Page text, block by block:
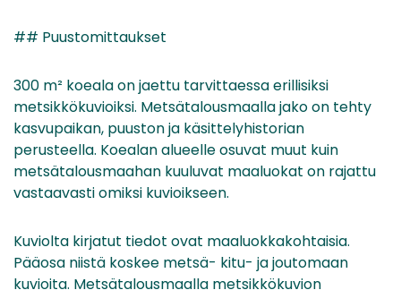
## Puustomittaukset
300 m² koeala on jaettu tarvittaessa erillisiksi
metsikkökuvioiksi. Metsätalousmaalla jako on tehty
kasvupaikan, puuston ja käsittelyhistorian
perusteella. Koealan alueelle osuvat muut kuin
metsätalousmaahan kuuluvat maaluokat on rajattu
vastaavasti omiksi kuvioikseen.
Kuviolta kirjatut tiedot ovat maaluokkakohtaisia.
Pääosa niistä koskee metsä- kitu- ja joutomaan
kuvioita. Metsätalousmaalla metsikkökuvion